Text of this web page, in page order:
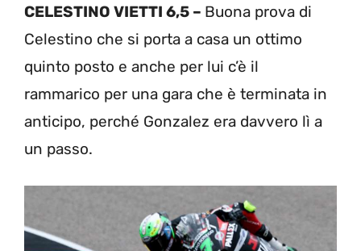
CELESTINO VIETTI 6,5 – Buona prova di
Celestino che si porta a casa un ottimo
quinto posto e anche per lui c’è il
rammarico per una gara che è terminata in
anticipo, perché Gonzalez era davvero lì a
un passo.